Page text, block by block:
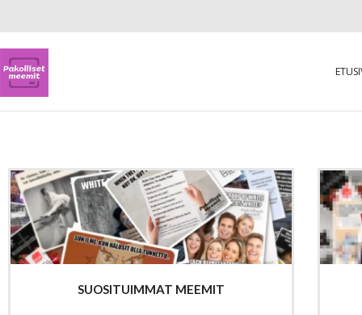
SUOSITUIMMAT MEEMIT